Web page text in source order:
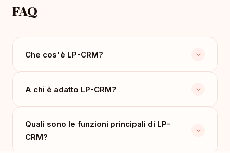
FAQ
Che cos'è LP-CRM?
A chi è adatto LP-CRM?
Quali sono le funzioni principali di LP-
CRM?